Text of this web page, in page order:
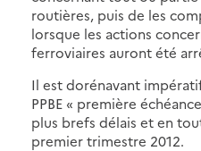
routières, puis de les
lorsque les actions
ferroviaires auront été
Il est dorénavant
PPBE « première
plus brefs délais et en
premier trimestre 2012.